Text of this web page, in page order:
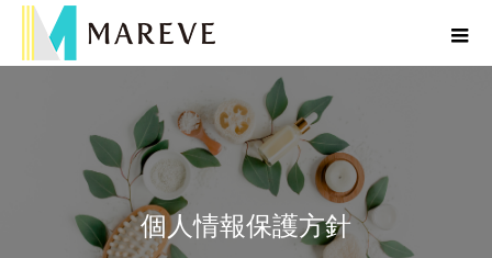
個人情報保護方針